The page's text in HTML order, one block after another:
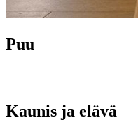
Puu
Kaunis ja elävä